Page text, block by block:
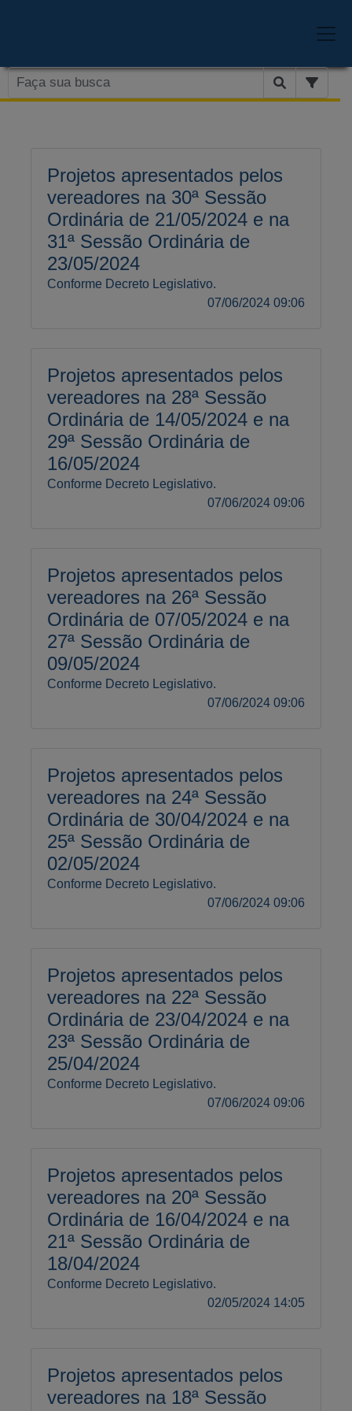
Projetos apresentados pelos
vereadores na 30ª Sessão
Ordinária de 21/05/2024 e na
31ª Sessão Ordinária de
23/05/2024
Conforme Decreto Legislativo.
07/06/2024 09:06
Projetos apresentados pelos
vereadores na 28ª Sessão
Ordinária de 14/05/2024 e na
29ª Sessão Ordinária de
16/05/2024
Conforme Decreto Legislativo.
07/06/2024 09:06
Projetos apresentados pelos
vereadores na 26ª Sessão
Ordinária de 07/05/2024 e na
27ª Sessão Ordinária de
09/05/2024
Conforme Decreto Legislativo.
07/06/2024 09:06
Projetos apresentados pelos
vereadores na 24ª Sessão
Ordinária de 30/04/2024 e na
25ª Sessão Ordinária de
02/05/2024
Conforme Decreto Legislativo.
07/06/2024 09:06
Projetos apresentados pelos
vereadores na 22ª Sessão
Ordinária de 23/04/2024 e na
23ª Sessão Ordinária de
25/04/2024
Conforme Decreto Legislativo.
07/06/2024 09:06
Projetos apresentados pelos
vereadores na 20ª Sessão
Ordinária de 16/04/2024 e na
21ª Sessão Ordinária de
18/04/2024
Conforme Decreto Legislativo.
02/05/2024 14:05
Projetos apresentados pelos
vereadores na 18ª Sessão